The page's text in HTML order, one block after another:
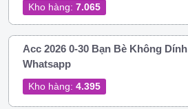
Kho hàng: 7.065
Acc 2026 0-30 Bạn Bè Không Dính
Whatsapp
Kho hàng: 4.395